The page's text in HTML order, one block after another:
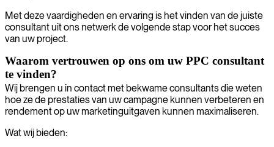
Met deze vaardigheden en ervaring is het vinden van de juiste
consultant uit ons netwerk de volgende stap voor het succes
van uw project.
Waarom vertrouwen op ons om uw PPC consultant
te vinden?
Wij brengen u in contact met bekwame consultants die weten
hoe ze de prestaties van uw campagne kunnen verbeteren en
rendement op uw marketinguitgaven kunnen maximaliseren.
Wat wij bieden: